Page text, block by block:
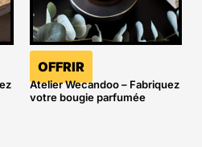
OFFRIR
Atelier Wecandoo – Fabriquez
votre bougie parfumée